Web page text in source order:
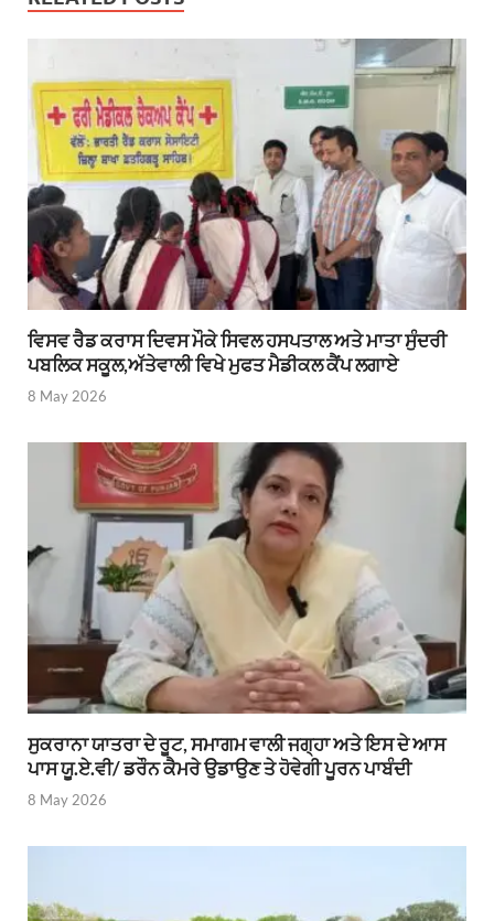
ਵਿਸਵ ਰੈਡ ਕਰਾਸ ਦਿਵਸ ਮੌਕੇ ਸਿਵਲ ਹਸਪਤਾਲ ਅਤੇ ਮਾਤਾ ਸੁੰਦਰੀ
ਪਬਲਿਕ ਸਕੂਲ,ਅੱਤੇਵਾਲੀ ਵਿਖੇ ਮੁਫਤ ਮੈਡੀਕਲ ਕੈਂਪ ਲਗਾਏ
8 May 2026
ਸੁਕਰਾਨਾ ਯਾਤਰਾ ਦੇ ਰੂਟ, ਸਮਾਗਮ ਵਾਲੀ ਜਗ੍ਹਾ ਅਤੇ ਇਸ ਦੇ ਆਸ
ਪਾਸ ਯੂ.ਏ.ਵੀ/ ਡਰੌਨ ਕੈਮਰੇ ਉਡਾਉਣ ਤੇ ਹੋਵੇਗੀ ਪੂਰਨ ਪਾਬੰਦੀ
8 May 2026